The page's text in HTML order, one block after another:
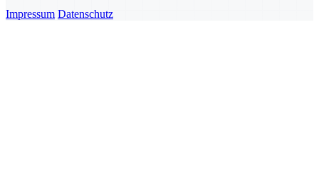
Impressum Datenschutz